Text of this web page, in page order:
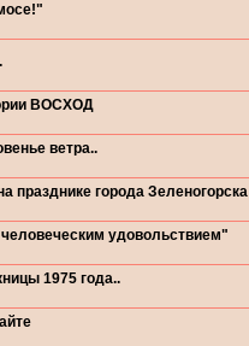
ВОСХОД
ветра..
празднике города Зеленогорска
удовольствием"
1975 года..